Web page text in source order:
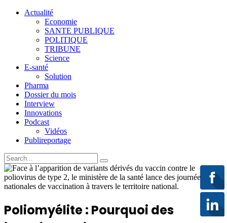
Actualité
Economie
SANTE PUBLIQUE
POLITIQUE
TRIBUNE
Science
E-santé
Solution
Pharma
Dossier du mois
Interview
Innovations
Podcast
Vidéos
Publireportage
Poliomyélite : Pourquoi des